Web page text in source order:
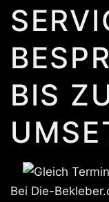
BIS
Bei Die-